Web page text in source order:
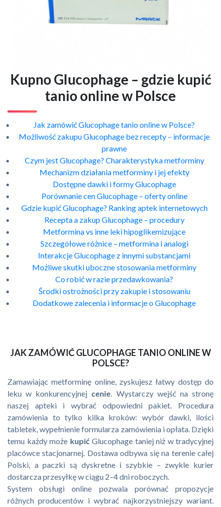
Kupno Glucophage – gdzie kupić
tanio online w Polsce
Jak zamówić Glucophage tanio online w Polsce?
Możliwość zakupu Glucophage bez recepty – informacje
prawne
Czym jest Glucophage? Charakterystyka metforminy
Mechanizm działania metforminy i jej efekty
Dostępne dawki i formy Glucophage
Porównanie cen Glucophage – oferty online
Gdzie kupić Glucophage? Ranking aptek internetowych
Recepta a zakup Glucophage – procedury
Metformina vs inne leki hipoglikemizujące
Szczegółowe różnice – metformina i analogi
Interakcje Glucophage z innymi substancjami
Możliwe skutki uboczne stosowania metforminy
Co robić w razie przedawkowania?
Środki ostrożności przy zakupie i stosowaniu
Dodatkowe zalecenia i informacje o Glucophage
JAK ZAMÓWIĆ GLUCOPHAGE TANIO ONLINE W
POLSCE?
Zamawiając metforminę online, zyskujesz łatwy dostęp do
leku w konkurencyjnej cenie. Wystarczy wejść na stronę
naszej apteki i wybrać odpowiedni pakiet. Procedura
zamówienia to tylko kilka kroków: wybór dawki, ilości
tabletek, wypełnienie formularza zamówienia i opłata. Dzięki
temu każdy może kupićGlucophage taniej niż w tradycyjnej
placówce stacjonarnej. Dostawa odbywa się na terenie całej
Polski, a paczki są dyskretne i szybkie – zwykle kurier
dostarcza przesyłkę w ciągu 2–4 dni roboczych.
System obsługi online pozwala porównać propozycje
różnych producentów i wybrać najkorzystniejszy wariant.